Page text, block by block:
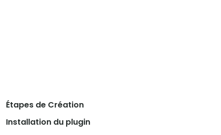
Étapes de Création
Installation du plugin